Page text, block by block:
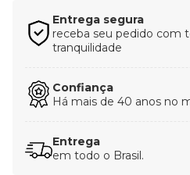
Entrega segura
receba seu pedido com
tranquilidade
Confiança
Há mais de 40 anos no
Entrega
em todo o Brasil.